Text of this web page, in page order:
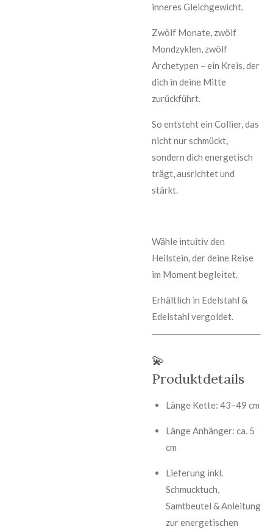
inneres Gleichgewicht.
Zwölf Monate, zwölf
Mondzyklen, zwölf
Archetypen – ein Kreis, der
dich in deine Mitte
zurückführt.
So entsteht ein Collier, das
nicht nur schmückt,
sondern dich energetisch
trägt, ausrichtet und
stärkt.
Wähle intuitiv den
Heilstein, der deine Reise
im Moment begleitet.
Erhältlich in Edelstahl &
Edelstahl vergoldet.
💫
Produktdetails
Länge Kette: 43–49 cm
Länge Anhänger: ca. 5
cm
Lieferung inkl.
Schmucktuch,
Samtbeutel & Anleitung
zur energetischen